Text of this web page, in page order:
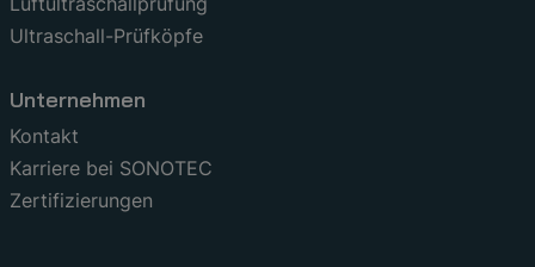
Ultraschall-Prüfköpfe
Unternehmen
Kontakt
Karriere bei SONOTEC
Zertifizierungen